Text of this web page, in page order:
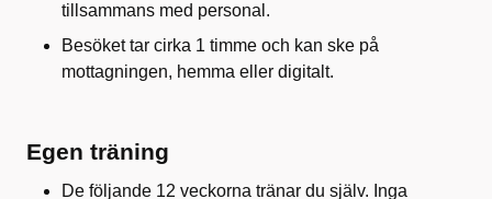
tillsammans med personal.
Besöket tar cirka 1 timme och kan ske på
mottagningen, hemma eller digitalt.
Egen träning
De följande 12 veckorna tränar du själv. Inga